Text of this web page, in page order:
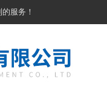
服务！